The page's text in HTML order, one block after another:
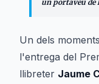
un portaveu de
Un dels
l'entrega del
llibreter Jaume